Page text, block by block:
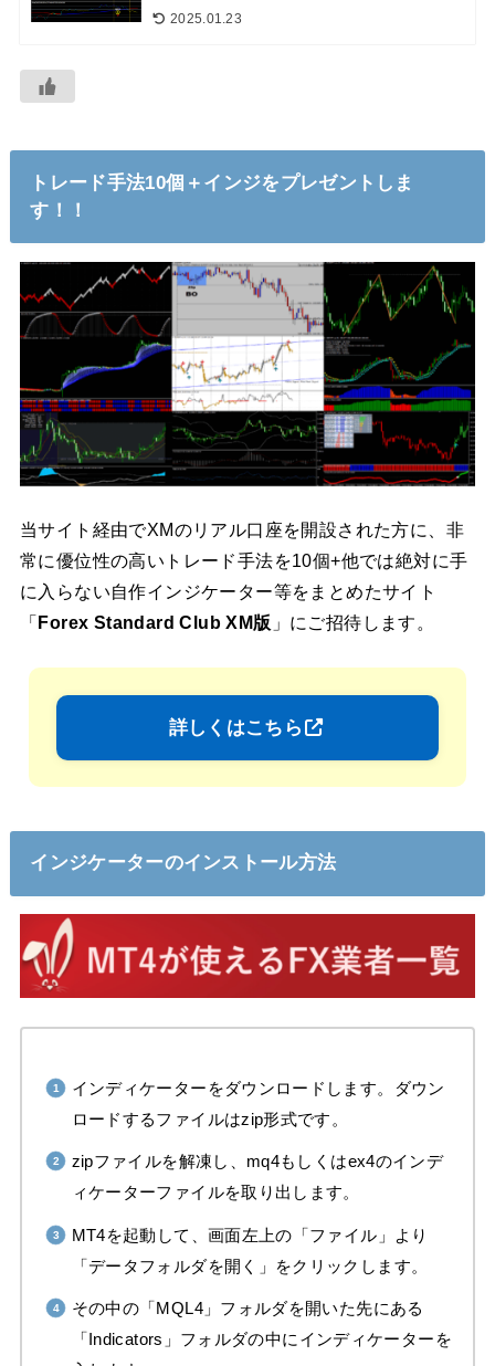
2025.01.23
トレード手法10個＋インジをプレゼントしま
す！！
当サイト経由でXMのリアル口座を開設された方に、非
常に優位性の高いトレード手法を10個+他では絶対に手
に入らない自作インジケーター等をまとめたサイト
「 Forex Standard Club XM版 」にご招待します。
詳しくはこちら
インジケーターのインストール方法
インディケーターをダウンロードします。ダウン
ロードするファイルはzip形式です。
zipファイルを解凍し、mq4もしくはex4のインデ
ィケーターファイルを取り出します。
MT4を起動して、画面左上の「ファイル」より
「データフォルダを開く」をクリックします。
その中の「MQL4」フォルダを開いた先にある
「Indicators」フォルダの中にインディケーターを